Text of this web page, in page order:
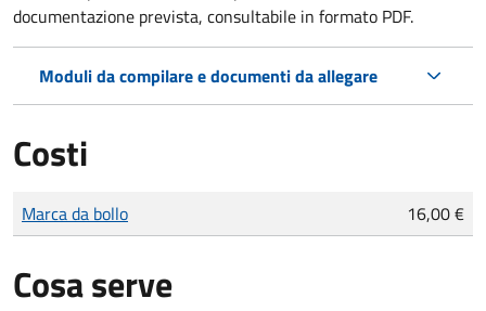
documentazione prevista, consultabile in formato PDF.
Moduli da compilare e documenti da allegare
Costi
Tipo di pagamento
Importo
Marca da bollo 16,00 €
Cosa serve